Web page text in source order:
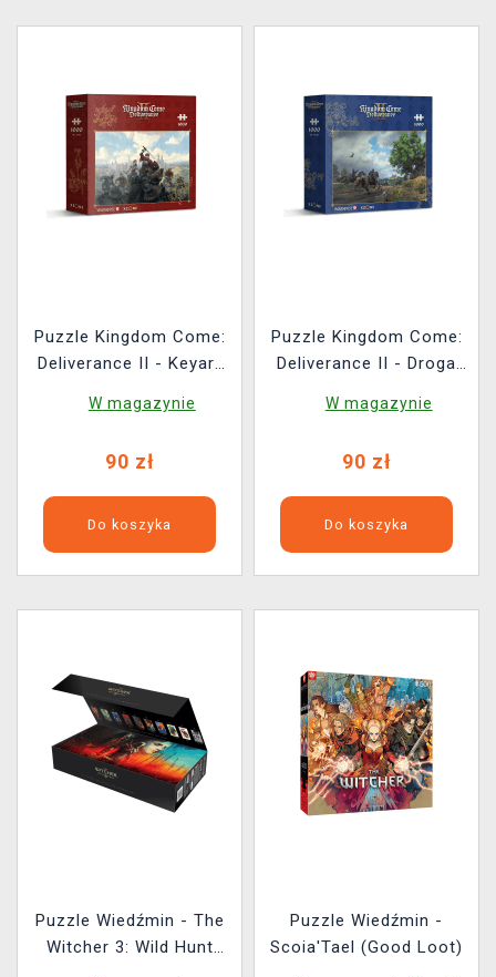
Puzzle Kingdom Come:
Deliverance II - Keyart
W magazynie
90 zł
Do koszyka
Puzzle Kingdom Come:
Deliverance II - Droga
W magazynie
90 zł
Do koszyka
Puzzle Wiedźmin - The
Witcher 3: Wild Hunt
Puzzle Wiedźmin -
Scoia'Tael (Good Loot)